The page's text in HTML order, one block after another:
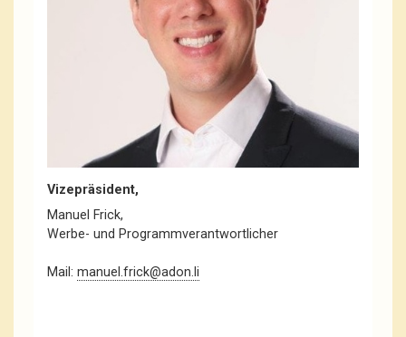
Vizepräsident,
Manuel Frick,
Werbe- und Programmverantwortlicher
Mail: manuel.frick@adon.li